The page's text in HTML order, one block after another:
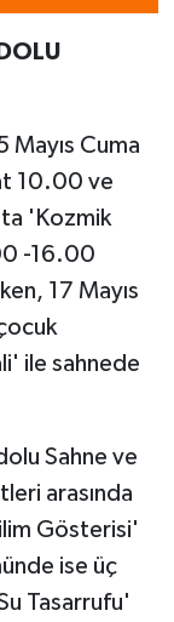
Mayıs Cuma
10.00 ve
'Kozmik
-16.00
17 Mayıs
ile sahnede
Sahne ve
arasında
Gösterisi'
ise üç
Tasarrufu'